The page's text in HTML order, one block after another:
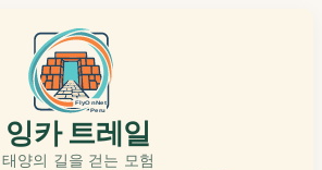
잉카 트레일
태양의 길을 걷는 모험